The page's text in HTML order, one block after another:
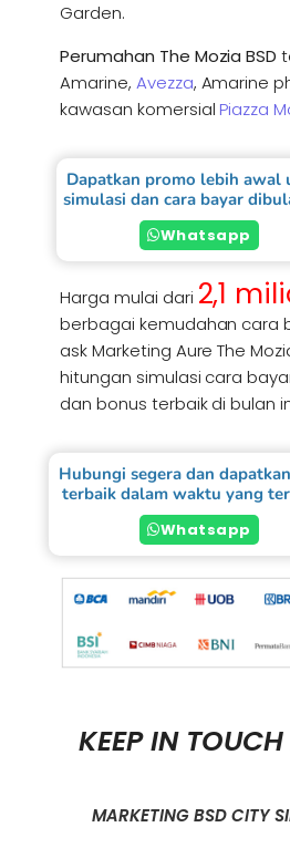
Garden.
Perumahan The Mozia BSD
Amarine, Avezza, Amarine
kawasan komersial Piazza
Dapatkan promo lebih awal
simulasi dan cara bayar
Whatsapp
Harga mulai dari 2,1
berbagai kemudahan cara
ask Marketing Aure The
hitungan simulasi cara
dan bonus terbaik di bulan
Hubungi segera dan
terbaik dalam waktu yang
Whatsapp
KEEP IN
MARKETING BSD CITY